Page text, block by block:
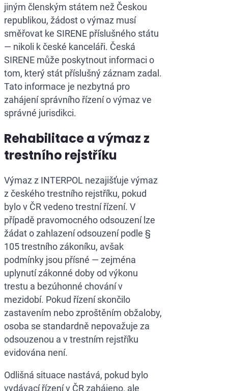
jiným členským státem než Českou
republikou, žádost o výmaz musí
směřovat ke SIRENE příslušného státu
— nikoli k české kanceláři. Česká
SIRENE může poskytnout informaci o
tom, který stát příslušný záznam zadal.
Tato informace je nezbytná pro
zahájení správního řízení o výmaz ve
správné jurisdikci.
Rehabilitace a výmaz z
trestního rejstříku
Výmaz z INTERPOL nezajišťuje výmaz
z českého trestního rejstříku, pokud
bylo v ČR vedeno trestní řízení. V
případě pravomocného odsouzení lze
žádat o zahlazení odsouzení podle §
105 trestního zákoníku, avšak
podmínky jsou přísné — zejména
uplynutí zákonné doby od výkonu
trestu a bezúhonné chování v
mezidobí. Pokud řízení skončilo
zastavením nebo zproštěním obžaloby,
osoba se standardně nepovažuje za
odsouzenou a v trestním rejstříku
evidována není.
Odlišná situace nastává, pokud bylo
vydávací řízení v ČR zahájeno, ale